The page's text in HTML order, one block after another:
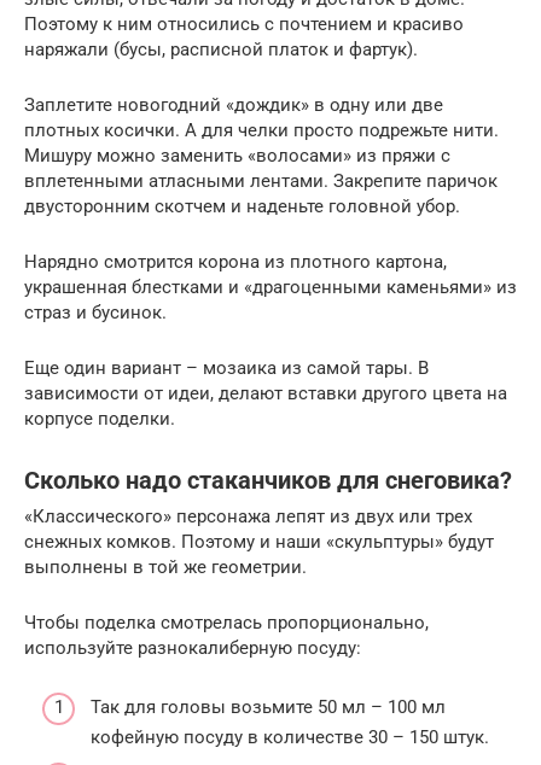
Поэтому к ним относились с почтением и красиво
наряжали (бусы, расписной платок и фартук).
Заплетите новогодний «дождик» в одну или две
плотных косички. А для челки просто подрежьте нити.
Мишуру можно заменить «волосами» из пряжи с
вплетенными атласными лентами. Закрепите паричок
двусторонним скотчем и наденьте головной убор.
Нарядно смотрится корона из плотного картона,
украшенная блестками и «драгоценными каменьями» из
страз и бусинок.
Еще один вариант – мозаика из самой тары. В
зависимости от идеи, делают вставки другого цвета на
корпусе поделки.
Сколько надо стаканчиков для снеговика?
«Классического» персонажа лепят из двух или трех
снежных комков. Поэтому и наши «скульптуры» будут
выполнены в той же геометрии.
Чтобы поделка смотрелась пропорционально,
используйте разнокалиберную посуду:
Так для головы возьмите 50 мл – 100 мл
кофейную посуду в количестве 30 – 150 штук.